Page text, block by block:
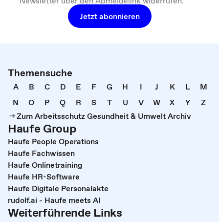
Jetzt abonnieren
Themensuche
A B C D E F G H I J K L
M
N
O P Q R S T U V W X Y
Z
Zum Arbeitsschutz Gesundheit & Umwelt Archiv
Haufe Group
Haufe People Operations
Haufe Fachwissen
Haufe Onlinetraining
Haufe HR-Software
Haufe Digitale Personalakte
rudolf.ai - Haufe meets AI
Weiterführende Links